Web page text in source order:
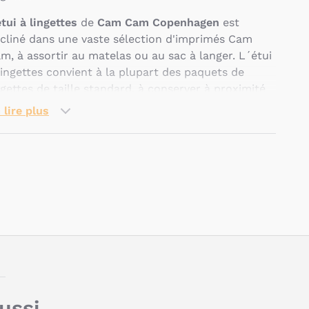
à lingettes de Cam Cam Copenhagen est
dans une vaste sélection d'imprimés Cam
à assortir au matelas ou au sac à langer. L´étui
convient à la plupart des paquets de
de taille standard, à conserver à proximité
matelas à langer ou à glisser dans le sac à langer.
à lingettes est doté d'une sangle de transport
l'étui à lingettes de Cam
lire plus